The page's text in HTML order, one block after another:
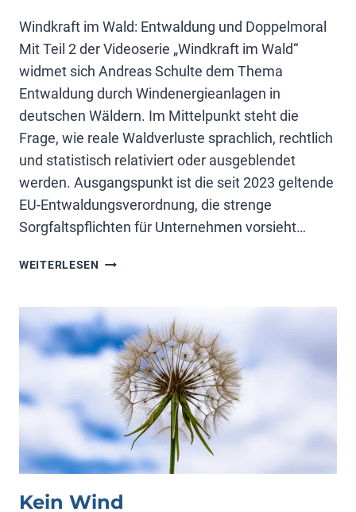
Windkraft im Wald: Entwaldung und Doppelmoral
Mit Teil 2 der Videoserie „Windkraft im Wald“
widmet sich Andreas Schulte dem Thema
Entwaldung durch Windenergieanlagen in
deutschen Wäldern. Im Mittelpunkt steht die
Frage, wie reale Waldverluste sprachlich, rechtlich
und statistisch relativiert oder ausgeblendet
werden. Ausgangspunkt ist die seit 2023 geltende
EU-Entwaldungsverordnung, die strenge
Sorgfaltspflichten für Unternehmen vorsieht…
WEITERLESEN WINDKRAFT:
VON
PROF.
SCHULTE
Kein Wind